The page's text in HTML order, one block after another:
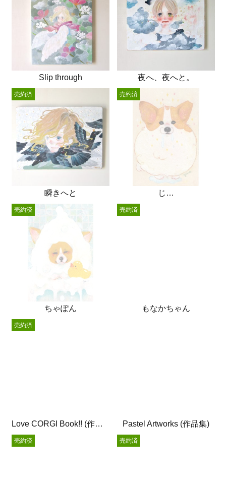
Slip through 夜へ、夜へと。
瞬きへと
売約済
じ…
売約済
ちゃぽん
売約済
もなかちゃん
売約済
Love CORGI Book!! (作品集)
売約済
Pastel Artworks (作品集)
売約済 売約済